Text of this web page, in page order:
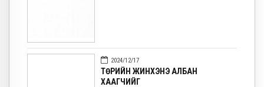
2024/12/17
ТӨРИЙН ЖИНХЭНЭ АЛБАН
ХААГЧИЙГ